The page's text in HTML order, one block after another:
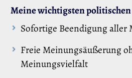
Meine wichtigsten
Sofortige Beendigung aller
Freie Meinungsäußerung
Meinungsvielfalt